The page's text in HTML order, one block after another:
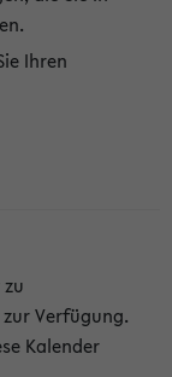
Ihren
Verfügung.
Kalender